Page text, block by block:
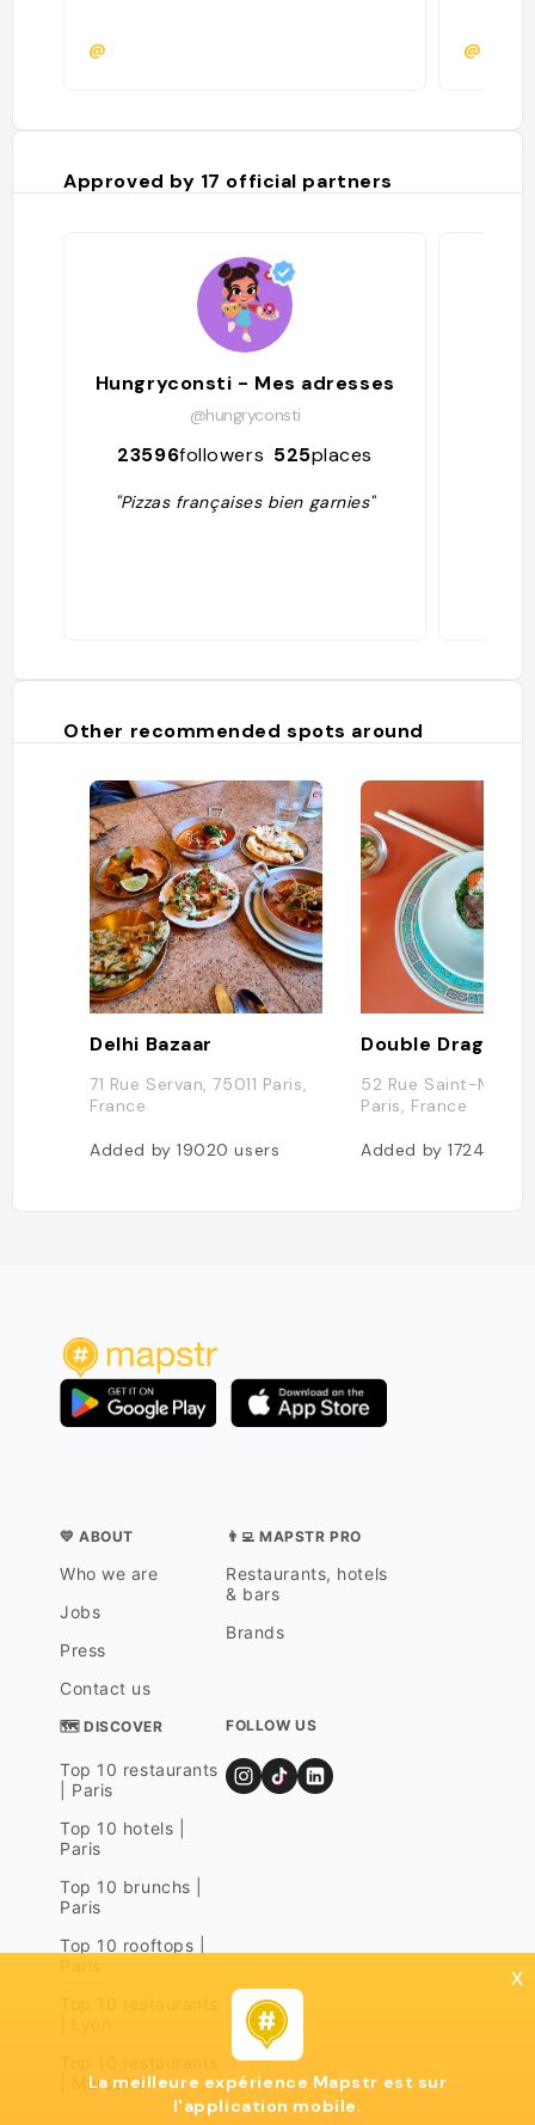
@
Approved by 17 official partners
Hungryconsti - Mes adresses
@hungryconsti
23596followers 525places
"Pizzas françaises bien garnies"
Other recommended spots around
Delhi Bazaar
71 Rue Servan, 75011 Paris,
France
Added by19020users
Double Dragon
52 Rue Saint-Maur,
Paris, France
Added by17249
💛 ABOUT
Who we are
Jobs
Press
Contact us
👨‍💻 MAPSTR PRO
Restaurants, hotels
& bars
Brands
🗺 DISCOVER
Top 10 restaurants
| Paris
Top 10 hotels |
Paris
Top 10 brunchs |
Paris
Top 10 rooftops |
| Marseille
FOLLOW US
x
La meilleure expérience Mapstr est sur
l'application mobile.